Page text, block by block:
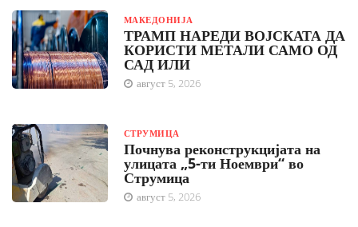
МАКЕДОНИЈА
ТРАМП НАРЕДИ ВОЈСКАТА ДА
КОРИСТИ МЕТАЛИ САМО ОД
САД ИЛИ
август 5, 2026
СТРУМИЦА
Почнува реконструкцијата на
улицата „5-ти Ноември“ во
Струмица
август 5, 2026